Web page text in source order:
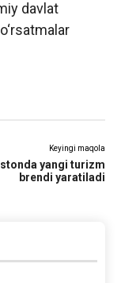
davlat
Keyingi maqola
yangi turizm
brendi yaratiladi